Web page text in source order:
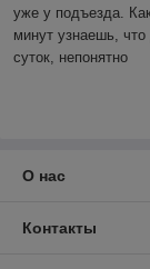
уже у подъезда.
минут узнаешь,
суток, непонятно
О нас
Контакты